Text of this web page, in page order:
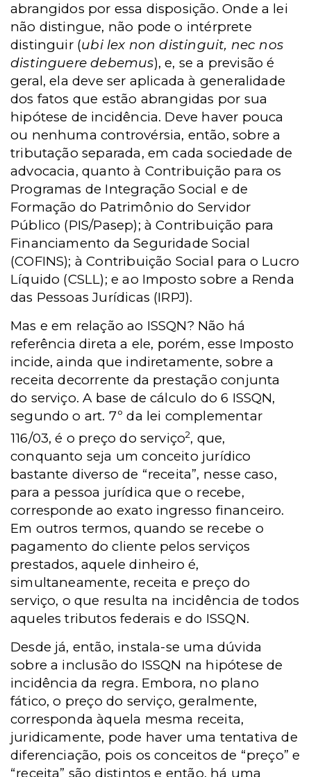
abrangidos por essa disposição. Onde a lei
não distingue, não pode o intérprete
distinguir (ubi lex non distinguit, nec nos
distinguere debemus), e, se a previsão é
geral, ela deve ser aplicada à generalidade
dos fatos que estão abrangidas por sua
hipótese de incidência. Deve haver pouca
ou nenhuma controvérsia, então, sobre a
tributação separada, em cada sociedade de
advocacia, quanto à Contribuição para os
Programas de Integração Social e de
Formação do Patrimônio do Servidor
Público (PIS/Pasep); à Contribuição para
Financiamento da Seguridade Social
(COFINS); à Contribuição Social para o Lucro
Líquido (CSLL); e ao Imposto sobre a Renda
das Pessoas Jurídicas (IRPJ).
Mas e em relação ao ISSQN? Não há
referência direta a ele, porém, esse Imposto
incide, ainda que indiretamente, sobre a
receita decorrente da prestação conjunta
do serviço. A base de cálculo do 6 ISSQN,
segundo o art. 7º da lei complementar
116/03, é o preço do serviço2, que,
conquanto seja um conceito jurídico
bastante diverso de “receita”, nesse caso,
para a pessoa jurídica que o recebe,
corresponde ao exato ingresso financeiro.
Em outros termos, quando se recebe o
pagamento do cliente pelos serviços
prestados, aquele dinheiro é,
simultaneamente, receita e preço do
serviço, o que resulta na incidência de todos
aqueles tributos federais e do ISSQN.
Desde já, então, instala-se uma dúvida
sobre a inclusão do ISSQN na hipótese de
incidência da regra. Embora, no plano
fático, o preço do serviço, geralmente,
corresponda àquela mesma receita,
juridicamente, pode haver uma tentativa de
diferenciação, pois os conceitos de “preço” e
“receita” são distintos e então, há uma